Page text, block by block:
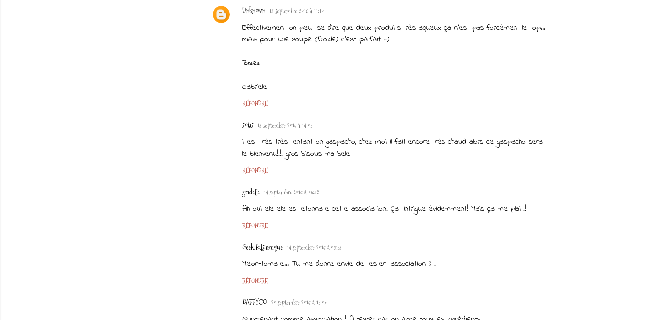
Unknown 13 septembre 2016 à 11:10
Effectivement on peut se dire que deux produits très aqueux ça n'est pas forcément le top...
mais pour une soupe (froide) c'est parfait :-)
Bises
Gabrielle
RÉPONDRE
sotis 13 septembre 2016 à 14:05
il est très très tentant on gaspacho, chez moi il fait encore très chaud alors ce gaspacho sera
le bienvenu!!!! gros bisous ma belle
RÉPONDRE
gridelle 14 septembre 2016 à 05:32
Ah oui elle elle est etonnate cette association! Ça l'intrigue évidemment! Mais ça me plait!!
RÉPONDRE
Geek Balsamique 14 septembre 2016 à 08:53
Melon-tomate... Tu me donne envie de tester l'association :) !
RÉPONDRE
DAFFYCO 20 septembre 2016 à 15:07